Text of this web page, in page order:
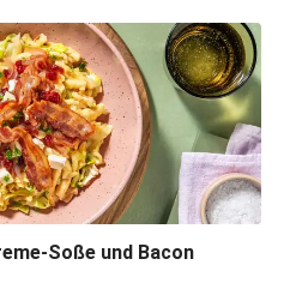
Soße und Bacon